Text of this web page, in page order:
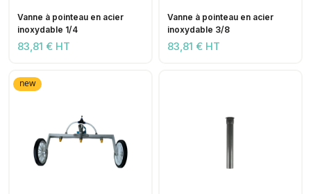
Vanne à pointeau en acier
inoxydable 1/4
83,81 € HT
Vanne à pointeau en acier
inoxydable 3/8
83,81 € HT
new